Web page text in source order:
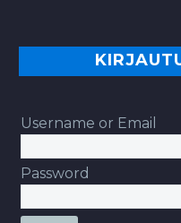
Username or Email
Password